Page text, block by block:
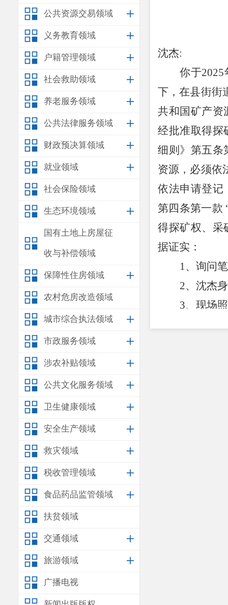
公共资源交易领域
义务教育领域
户籍管理领域
社会救助领域
养老服务领域
公共法律服务领域
财政预决算领域
就业领域
社会保险领域
生态环境领域
国有土地上房屋征
收与补偿领域
保障性住房领域
农村危房改造领域
城市综合执法领域
市政服务领域
涉农补贴领域
公共文化服务领域
卫生健康领域
安全生产领域
救灾领域
税收管理领域
食品药品监管领域
扶贫领域
交通领域
旅游领域
广播电视
沈杰:
你于2025
下，在县街街
共和国矿产资
经批准取得探
细则》第五条
资源，必须依
依法申请登记
第四条第一款
得探矿权、采
据证实：
1、询问
2、 沈杰
3、现场